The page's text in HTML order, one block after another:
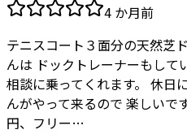
4 か月前
テニスコート３面分の天然芝
んは ドックトレーナーもして
相談に乗ってくれます。 休日
んがやって来るので 楽しいで
円、フリー…